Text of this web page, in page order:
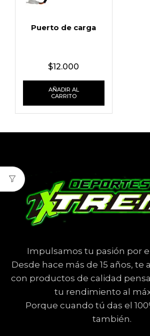
Puerto de carga
$12.000
AÑADIR AL
CARRITO
Impulsamos tu pasión por
Desde hace más de 15 años, te
con productos de calidad
tu rendimiento al
Porque cuando tú das el
también.